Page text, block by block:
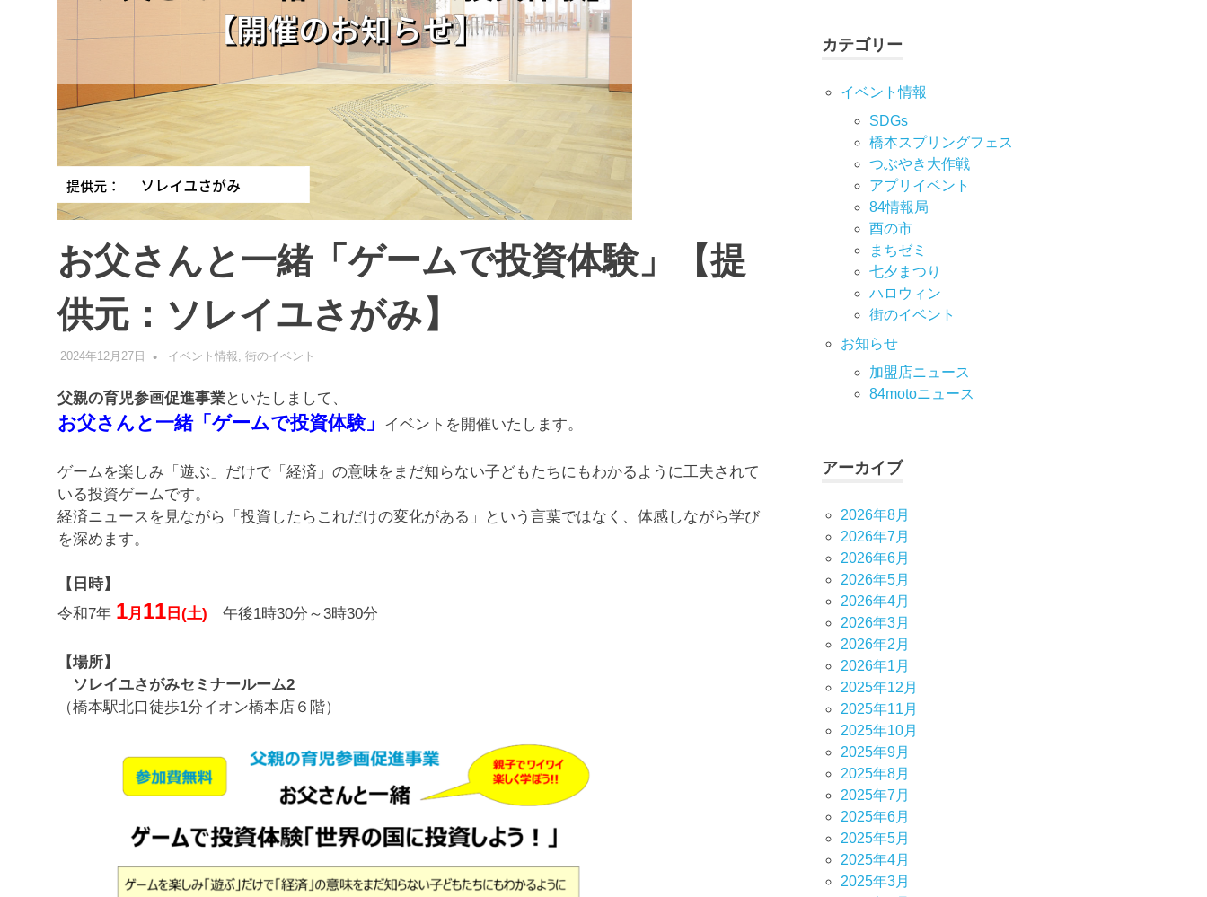
お父さんと一緒「ゲームで投資体験」【提
供元：ソレイユさがみ】
2024年12月27日 管理者
イベント情報 街のイベント
父親の育児参画促進事業といたしまして、
お父さんと一緒「ゲームで投資体験」 イベントを開催いたします。
ゲームを楽しみ「遊ぶ」だけで「経済」の意味をまだ知らない子どもたちにもわかるように工夫されて
いる投資ゲームです。
経済ニュースを見ながら「投資したらこれだけの変化がある」という言葉ではなく、体感しながら学び
を深めます。
【日時】
令和7年 1月 11 日(土) 午後1時30分～3時30分
【場所】
ソレイユさがみセミナールーム2
（橋本駅北口徒歩1分イオン橋本店６階）
カテゴリー
イベント情報
SDGs
橋本スプリングフェス
つぶやき大作戦
アプリイベント
84情報局
酉の市
まちゼミ
七⼣まつり
ハロウィン
街のイベント
お知らせ
加盟店ニュース
84motoニュース
アーカイブ
2026年8月
2026年7月
2026年6月
2026年5月
2026年4月
2026年3月
2026年2月
2026年1月
2025年12月
2025年11月
2025年10月
2025年9月
2025年8月
2025年7月
2025年6月
2025年5月
2025年4月
2025年3月